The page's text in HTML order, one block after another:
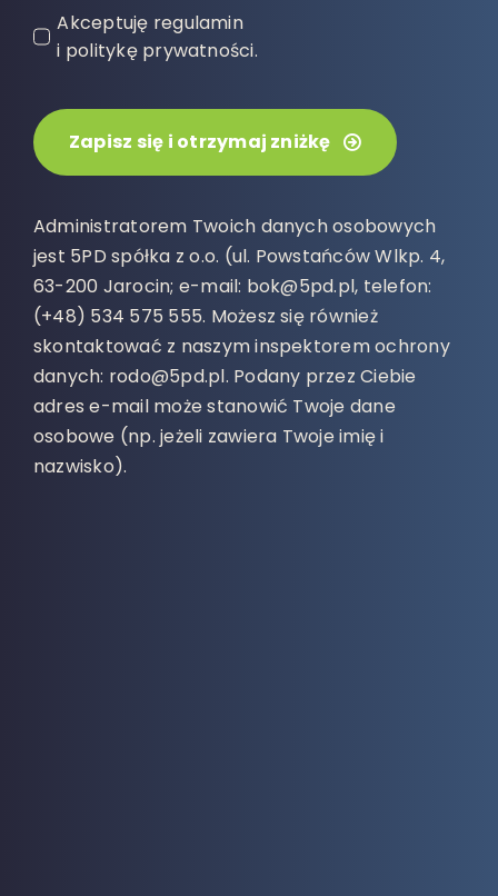
Akceptuję regulamin
i politykę prywatności.
Zapisz się i otrzymaj zniżkę
Administratorem Twoich danych osobowych
jest 5PD spółka z o.o. (ul. Powstańców Wlkp. 4,
63-200 Jarocin; e-mail: bok@5pd.pl, telefon:
(+48) 534 575 555. Możesz się również
skontaktować z naszym inspektorem ochrony
danych: rodo@5pd.pl. Podany przez Ciebie
adres e-mail może stanowić Twoje dane
osobowe (np. jeżeli zawiera Twoje imię i
nazwisko).